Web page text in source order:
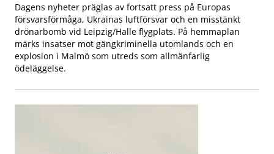
Dagens nyheter präglas av fortsatt press på Europas
försvarsförmåga, Ukrainas luftförsvar och en misstänkt
drönarbomb vid Leipzig/Halle flygplats. På hemmaplan
märks insatser mot gängkriminella utomlands och en
explosion i Malmö som utreds som allmänfarlig
ödeläggelse.